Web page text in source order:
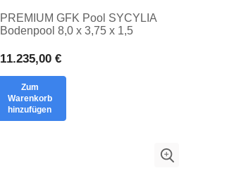
PREMIUM GFK Pool SYCYLIA
Bodenpool 8,0 x 3,75 x 1,5
11.235,00 €
Zum
Warenkorb
hinzufügen